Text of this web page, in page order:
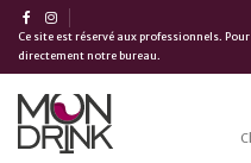
Ce site est réservé aux professionnels.
directement notre bureau.